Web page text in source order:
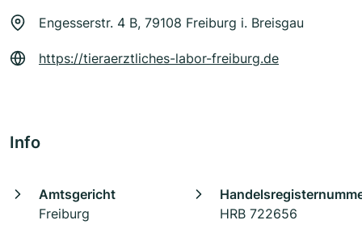
Engesserstr. 4 B, 79108 Freiburg i. Breisgau
https://tieraerztliches-labor-freiburg.de
Info
Amtsgericht
Freiburg
HRB 722656